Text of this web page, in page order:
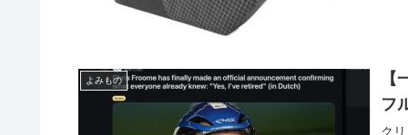
よみもの
フ
ク